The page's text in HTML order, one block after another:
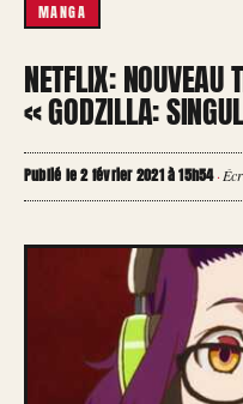
MANGA
NETFLIX: NOUVEAU
« GODZILLA:
Publié le 2 février 2021 à 15h54 ·